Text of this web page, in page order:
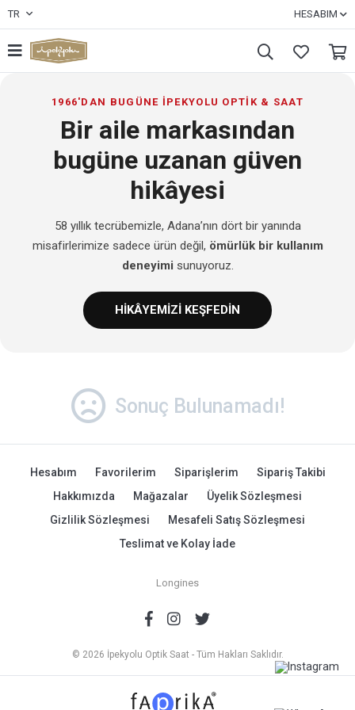
TR HESABIM
1966'DAN BUGÜNE İPEKYOLU OPTİK & SAAT
Bir aile markasından
bugüne uzanan güven
hikâyesi
58 yıllık tecrübemizle, Adana’nın dört bir yanında
misafirlerimize sadece ürün değil, ömürlük bir kullanım
deneyimi sunuyoruz.
HİKÂYEMİZİ KEŞFEDİN
Sonuç Bulunamadı!
Hesabım Favorilerim Siparişlerim
Sipariş Takibi
Hakkımızda
Mağazalar
Üyelik Sözleşmesi
Gizlilik Sözleşmesi
Mesafeli Satış Sözleşmesi
Teslimat ve Kolay İade
Longines
© 2026 İpekyolu Optik Saat - Tüm Hakları Saklıdır.